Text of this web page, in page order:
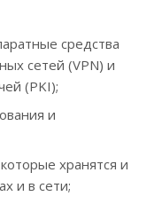
средства
сетей (VPN) и
(PKI);
и
хранятся и
и в сети;